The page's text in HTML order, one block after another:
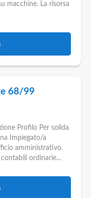
macchine. La risorsa
68/99
Profilo Per solida
Impiegato/a
amministrativo.
ordinarie...